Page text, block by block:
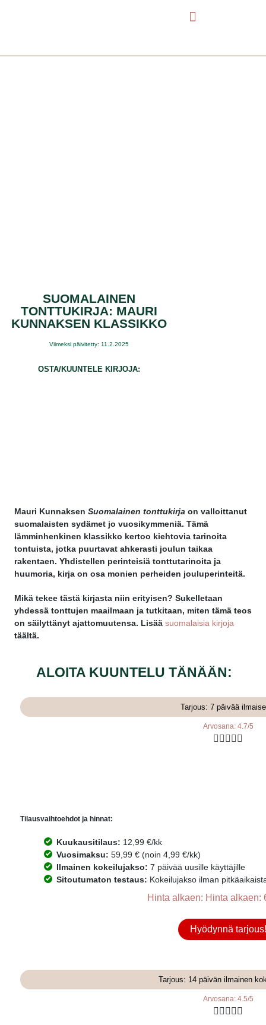
SUOMALAINEN
TONTTUKIRJA: MAURI
KUNNAKSEN KLASSIKKO
Viimeksi päivitetty: 11.2.2025
OSTA/KUUNTELE KIRJOJA:
Mauri Kunnaksen Suomalainen tonttukirja on valloittanut
suomalaisten sydämet jo vuosikymmeniä. Tämä
lämminhenkinen klassikko kertoo kiehtovia tarinoita
tontuista, jotka puurtavat ahkerasti joulun taikaa
rakentaen. Yhdistellen perinteisiä tonttutarinoita ja
huumoria, kirja on osa monien perheiden jouluperinteitä.
Mikä tekee tästä kirjasta niin erityisen? Sukelletaan
yhdessä tonttujen maailmaan ja tutkitaan, miten tämä teos
on säilyttänyt ajattomuutensa. Lisää suomalaisia kirjoja
täältä.
ALOITA KUUNTELU TÄNÄÄN:
Tarjous: 7 päivää
Arvosana: 4.7/5
    
Tilausvaihtoehdot ja hinnat:
Kuukausitilaus: 12,99 €/kk
Vuosimaksu: 59,99 € (noin 4,99 €/kk)
Ilmainen kokeilujakso: 7 päivää uusille käyttäjille
Sitoutumaton testaus: Kokeilujakso ilman
Hinta alkaen: Hinta alkaen:
Hyödynnä tarjous!
Tarjous: 14 päivän ilmainen
Arvosana: 4.5/5
    